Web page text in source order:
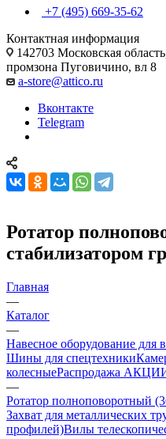
+7 (495) 669-35-62
Контактная информация
142703 Московская
промзона Пуговичино, вл 8
a-store@attico.ru
Вконтакте
Telegram
Ротатор
стабилизатором
Главная
—
Каталог
—
Навесное оборудование для
Шины для спецтехники
колесныеРаспродажа
—
Ротатор полноповоротный
Захват для металлических
профилей)Вилы